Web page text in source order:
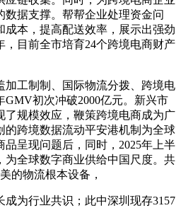
据支撑。帮帮企业处理资金问
成本，提高配送效率，展示出强劲
，目前全市培育24个跨境电商财产
工制制、国际物流分拨、跨境电
初次冲破2000亿元。新兴市
了规模效应，鞭策跨境电商成为广
的跨境数据流动平安港机制为全球
呈现问题后，同时，2025年上半
为全球数字商业供给中国尺度。共
的物流根本设备，
为行业共识；此中深圳现存3157